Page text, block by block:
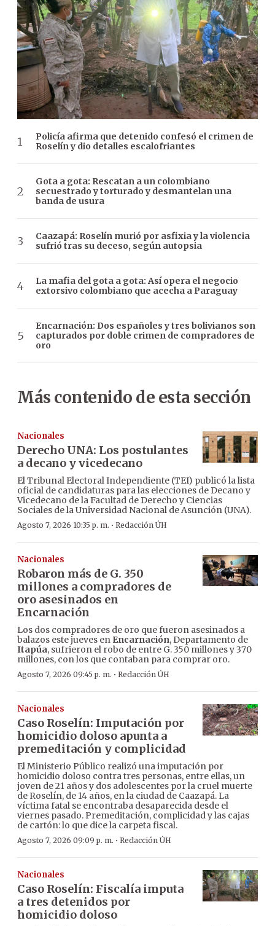
Policía afirma que detenido confesó el crimen de
Roselín y dio detalles escalofriantes
Gota a gota: Rescatan a un colombiano
secuestrado y torturado y desmantelan una
banda de usura
Caazapá: Roselín murió por asfixia y la violencia
sufrió tras su deceso, según autopsia
La mafia del gota a gota: Así opera el negocio
extorsivo colombiano que acecha a Paraguay
Encarnación: Dos españoles y tres bolivianos son
capturados por doble crimen de compradores de
oro
Más contenido de esta sección
Nacionales
Derecho UNA: Los postulantes
a decano y vicedecano
El Tribunal Electoral Independiente (TEI) publicó la lista
oficial de candidaturas para las elecciones de Decano y
Vicedecano de la Facultad de Derecho y Ciencias
Sociales de la Universidad Nacional de Asunción (UNA).
Agosto 7, 2026 10:35 p. m. · Redacción ÚH
Nacionales
Robaron más de G. 350
millones a compradores de
oro asesinados en
Encarnación
Los dos compradores de oro que fueron asesinados a
balazos este jueves en Encarnación, Departamento de
Itapúa, sufrieron el robo de entre G. 350 millones y 370
millones, con los que contaban para comprar oro.
Agosto 7, 2026 09:45 p. m. · Redacción ÚH
Nacionales
Caso Roselín: Imputación por
homicidio doloso apunta a
premeditación y complicidad
El Ministerio Público realizó una imputación por
homicidio doloso contra tres personas, entre ellas, un
joven de 21 años y dos adolescentes por la cruel muerte
de Roselín, de 14 años, en la ciudad de Caazapá. La
víctima fatal se encontraba desaparecida desde el
viernes pasado. Premeditación, complicidad y las cajas
de cartón: lo que dice la carpeta fiscal.
Agosto 7, 2026 09:09 p. m. · Redacción ÚH
Nacionales
Caso Roselín: Fiscalía imputa
a tres detenidos por
homicidio doloso